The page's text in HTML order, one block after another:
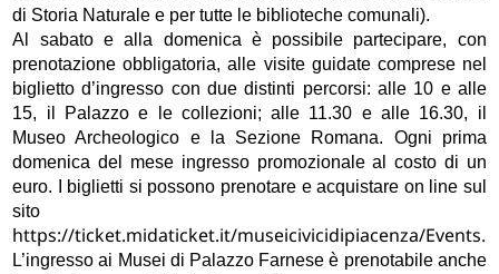
di Storia Naturale e per tutte le biblioteche comunali).
Al sabato e alla domenica è possibile partecipare, con
prenotazione obbligatoria, alle visite guidate comprese nel
biglietto d’ingresso con due distinti percorsi: alle 10 e alle
15, il Palazzo e le collezioni; alle 11.30 e alle 16.30, il
Museo Archeologico e la Sezione Romana. Ogni prima
domenica del mese ingresso promozionale al costo di un
euro. I biglietti si possono prenotare e acquistare on line sul
sito
https://ticket.midaticket.it/museicivicidipiacenza/Events.
L’ingresso ai Musei di Palazzo Farnese è prenotabile anche